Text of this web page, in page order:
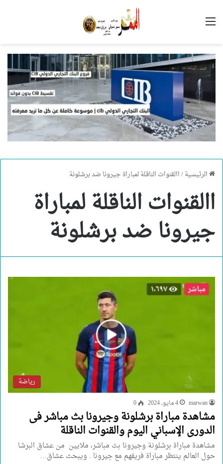
القائمة
الرئيسية/االقنوات الناقلة لمباراة جيرونا ضد برشلونة
االقنوات الناقلة لمباراة
جيرونا ضد برشلونة
رياضة
marwan 4 مايو، 2024 0
مشاهدة مباراة برشلونة وجيرونا بث مباشر فى
الدورى الإسباني اليوم والقنوات الناقلة
مشاهدة مباراة برشلونة وجيرونا بث مباشر، ملايين من عشاق البرشا
حول العالم ينتظر مباراة فريقهم مع جيرونا . ويبحث عشاق…